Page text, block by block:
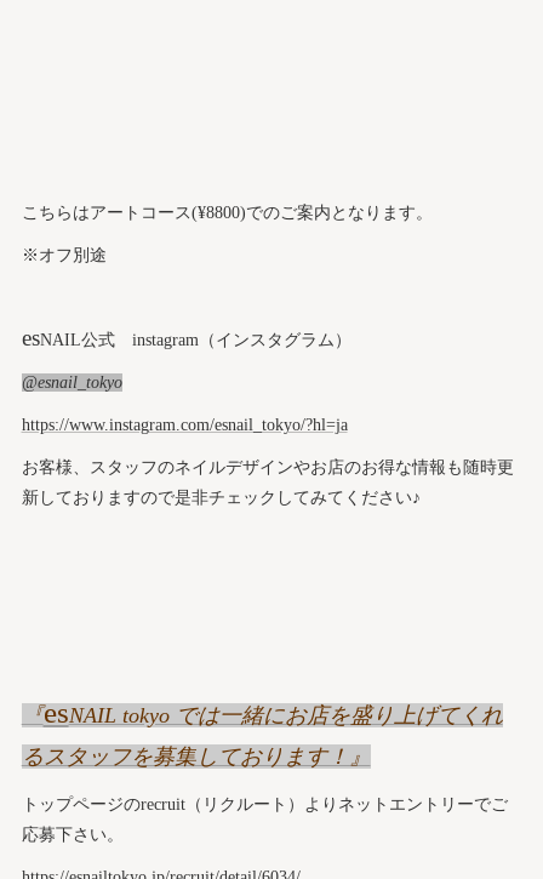
こちらはアートコース(¥8800)でのご案内となります。
※オフ別途
esNAIL公式 instagram（インスタグラム）
@esnail_tokyo
https://www.instagram.com/esnail_tokyo/?hl=ja
お客様、スタッフのネイルデザインやお店のお得な情報も随時更
新しておりますので是非チェックしてみてください♪
『esNAIL tokyo では一緒にお店を盛り上げてくれ
るスタッフを募集しております！』
トップページのrecruit（リクルート）よりネットエントリーでご
応募下さい。